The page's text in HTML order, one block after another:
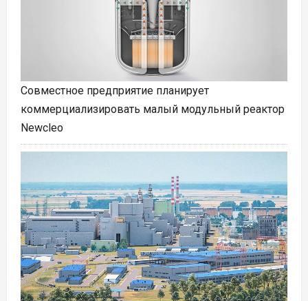
Совместное предприятие планирует
коммерциализировать малый модульный реактор
Newcleo